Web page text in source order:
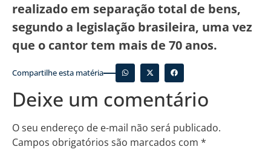
realizado em separação total de bens,
segundo a legislação brasileira, uma vez
que o cantor tem mais de 70 anos.
Compartilhe esta matéria
Deixe um comentário
O seu endereço de e-mail não será publicado.
Campos obrigatórios são marcados com *